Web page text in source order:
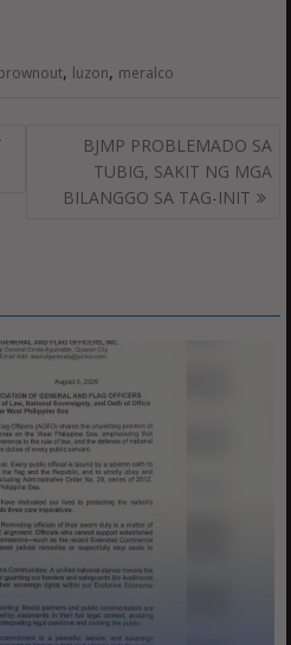
, luzon, meralco
BJMP PROBLEMADO SA
TUBIG, SAKIT NG MGA
BILANGGO SA TAG-INIT